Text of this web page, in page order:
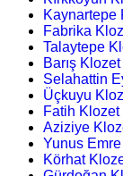
Kaynartepe
Fabrika
Talaytepe
Barış Klozet
Selahattin
Üçkuyu
Fatih Klozet
Aziziye
Yunus Emre
Körhat